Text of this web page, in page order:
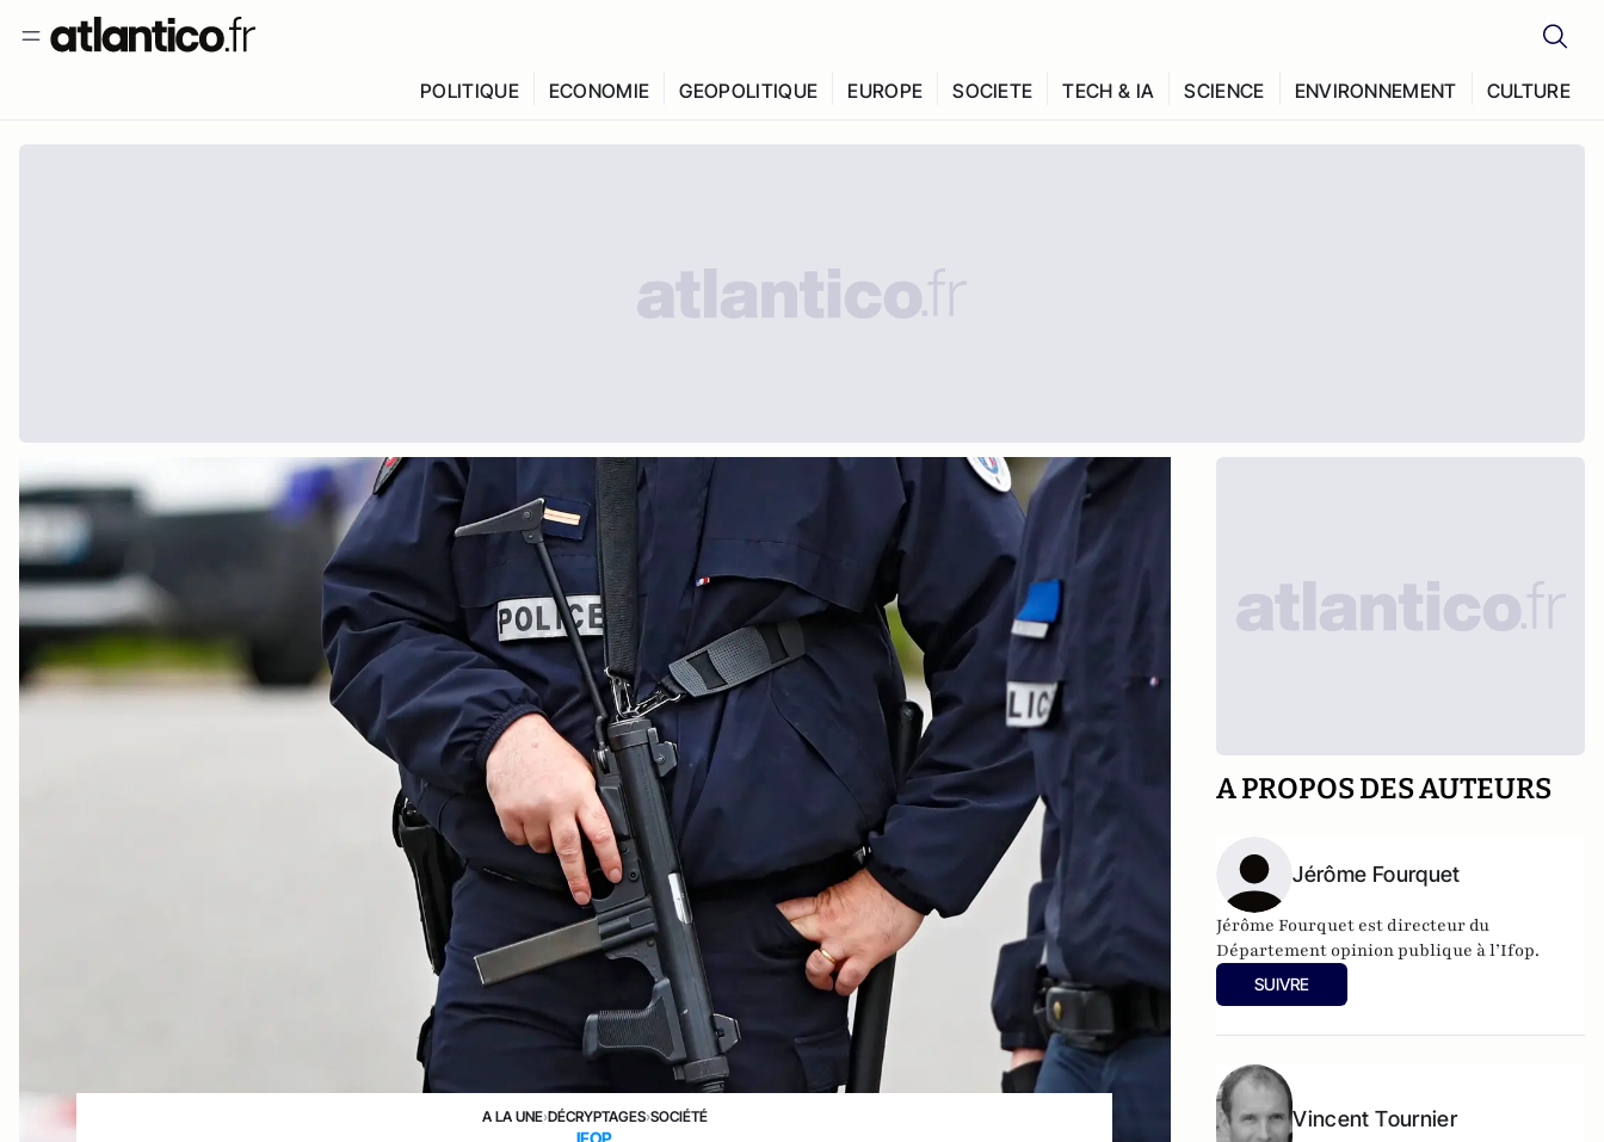
POLITIQUE ECONOMIE GEOPOLITIQUE EUROPE SOCIETE TECH & IA SCIENCE ENVIRONNEMENT CULTURE
A LA UNE›DÉCRYPTAGES›SOCIÉTÉ
A PROPOS DES AUTEURS
Jérôme Fourquet
Jérôme Fourquet est directeur du
Département opinion publique à l’Ifop.
SUIVRE
Vincent Tournier